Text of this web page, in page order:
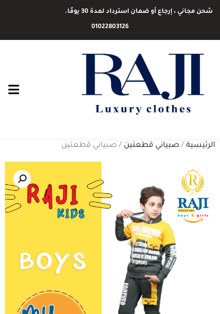
شحن مجاني ، إرجاع أو ضمان استرداد لمدة 30 يومًا.
01022803126
الرئيسية / صبياني قطعتين / صبياني قطعتين